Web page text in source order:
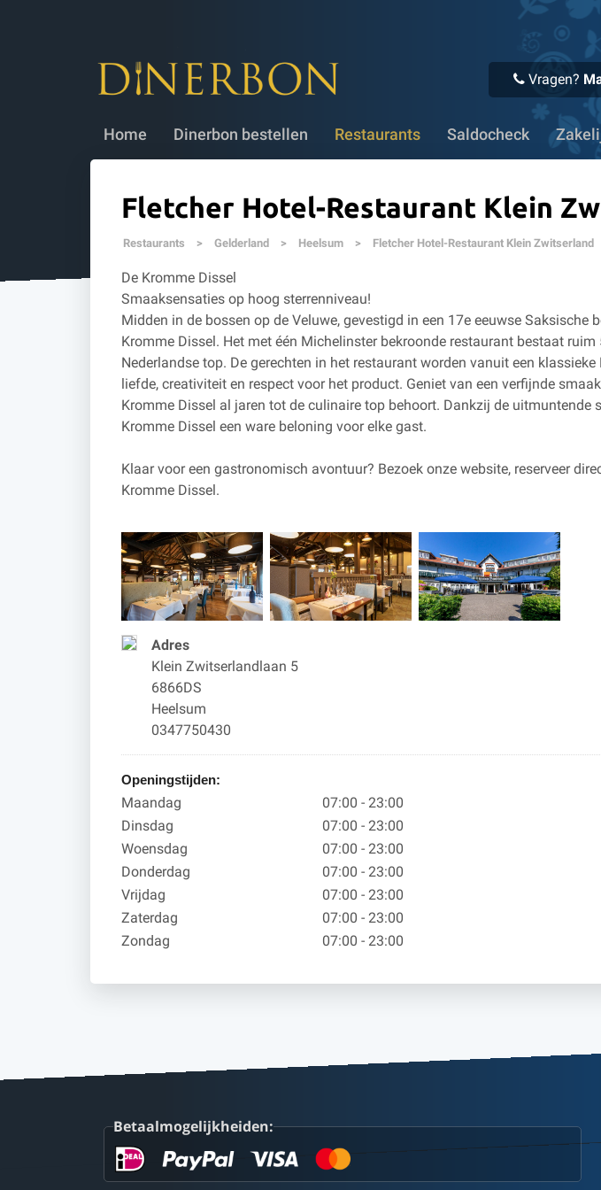
Vragen?
Home Dinerbon bestellen Restaurants Saldocheck
✔ Voor 16:00 uur besteld,
Fletcher Hotel-Restaurant Klein
Restaurants > Gelderland > Heelsum > Fletcher Hotel-Restaurant Klein Zwitserland
De Kromme Dissel
Smaaksensaties op hoog sterrenniveau!
Midden in de bossen op de Veluwe, gevestigd in een 17e eeuwse Saksische
Kromme Dissel. Het met één Michelinster bekroonde restaurant bestaat
Nederlandse top. De gerechten in het restaurant worden vanuit een
liefde, creativiteit en respect voor het product. Geniet van een verfijnde
Kromme Dissel al jaren tot de culinaire top behoort. Dankzij de uitmuntende
Kromme Dissel een ware beloning voor elke gast.
Klaar voor een gastronomisch avontuur? Bezoek onze website, reserveer
Kromme Dissel.
Adres
Klein Zwitserlandlaan 5
6866DS
Heelsum
0347750430
Openingstijden:
Maandag
07:00 - 23:00
Dinsdag
07:00 - 23:00
Woensdag
07:00 - 23:00
Donderdag
07:00 - 23:00
Vrijdag
07:00 - 23:00
Zaterdag
07:00 - 23:00
Zondag
07:00 - 23:00
Betaalmogelijkheiden: